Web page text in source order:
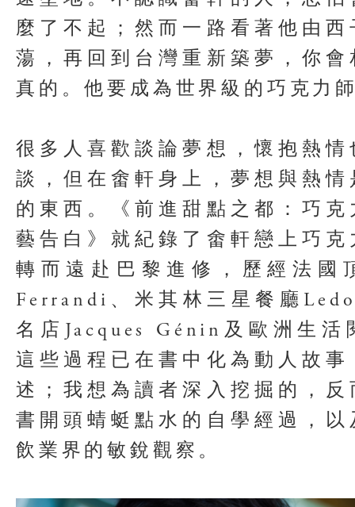
麼了不起；然而一路看著他由
蕩，再回到台灣重新築夢，你
真的。他要成為世界級的巧克力
很多人喜歡談論夢想，懷抱熱
談，但在畬軒身上，夢想與熱
的東西。《前進甜點之都：巧
藝告白》就紀錄了畬軒戀上巧
轉而遠赴巴黎進修，歷經法國
Ferrandi、米其林三星餐廳
名店Jacques Génin及歐洲生活
這些過程已在書中化為動人故
述；我想為讀者深入挖掘的，
書開頭蜻蜓點水的自學經過，
飲業界的敏銳觀察。